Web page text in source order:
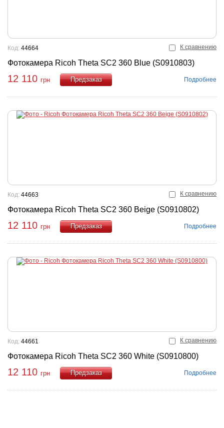
К сравнению
Фотокамера Ricoh Theta SC2 360 Blue (S0910803)
Код: 44664
12 110 грн
Подробнее
К сравнению
Фотокамера Ricoh Theta SC2 360 Beige (S0910802)
Код: 44663
12 110 грн
Подробнее
К сравнению
Фотокамера Ricoh Theta SC2 360 White (S0910800)
Код: 44661
12 110 грн
Подробнее